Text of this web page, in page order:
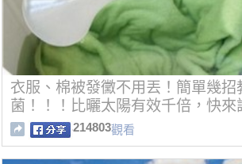
衣服、棉被發黴不用丟！簡單幾招
菌！！！比曬太陽有效千倍，快來
214803觀看